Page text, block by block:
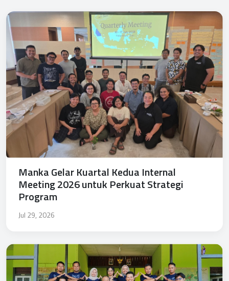
Manka Gelar Kuartal Kedua Internal
Meeting 2026 untuk Perkuat Strategi
Program
Jul 29, 2026